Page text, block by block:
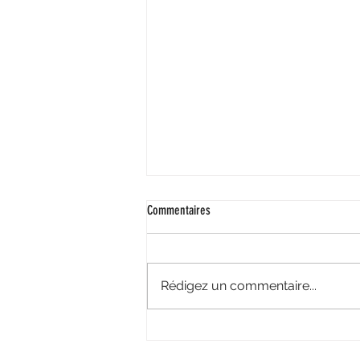
Commentaires
Rédigez un commentaire...